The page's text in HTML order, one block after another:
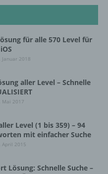
für alle 570 Level für
Januar 2018
aller Level – Schnelle
Mai 2017
Level (1 bis 359) – 94
mit einfacher Suche
April 2015
Lösung: Schnelle Suche –
Verhalten,
dieser
die Verarbeitung
in einer Weise,
einer spezifischen
werden
aufbewahrt werden